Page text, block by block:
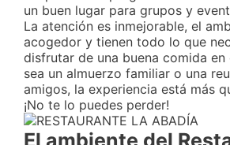
un buen lugar para grupos y
La atención es inmejorable, el
acogedor y tienen todo lo que
disfrutar de una buena comida en
sea un almuerzo familiar o una
amigos, la experiencia está más
¡No te lo puedes perder!
El ambiente del